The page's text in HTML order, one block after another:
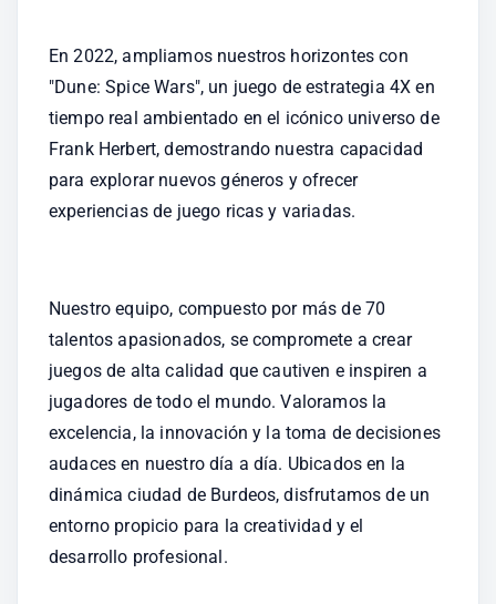
En 2022, ampliamos nuestros horizontes con
"Dune: Spice Wars", un juego de estrategia 4X en
tiempo real ambientado en el icónico universo de
Frank Herbert, demostrando nuestra capacidad
para explorar nuevos géneros y ofrecer
experiencias de juego ricas y variadas.
Nuestro equipo, compuesto por más de 70
talentos apasionados, se compromete a crear
juegos de alta calidad que cautiven e inspiren a
jugadores de todo el mundo. Valoramos la
excelencia, la innovación y la toma de decisiones
audaces en nuestro día a día. Ubicados en la
dinámica ciudad de Burdeos, disfrutamos de un
entorno propicio para la creatividad y el
desarrollo profesional.